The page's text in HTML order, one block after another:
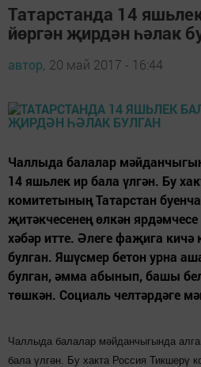
Татарстанда 14
йөргән җирдән һәлак
автор, 20 май 2017 - 16:44
Чаллыда балалар
14 яшьлек ир бала үлгән. Бу
комитетының Татарстан
җитәкчесенең өлкән
хәбәр итте. Әлеге фаҗига кичә
булган. Яшүсмер бетон урна
булган, әмма абынып, башы
төшкән. Социаль челтәрдәге
Чаллыда балалар мәйданчыгында
бала үлгән. Бу хакта Россия Тикшерү